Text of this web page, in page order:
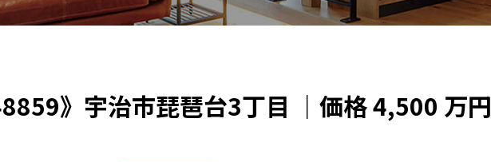
》宇治市琵琶台3丁目 ｜価格 4,500 万円